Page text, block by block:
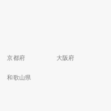
京都府 大阪府
和歌山県